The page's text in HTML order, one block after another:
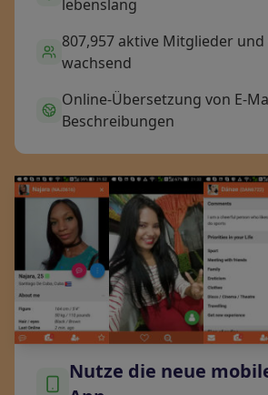
lebenslang
807,957 aktive Mitglieder
wachsend
Online-Übersetzung von E-
Beschreibungen
Nutze die neue